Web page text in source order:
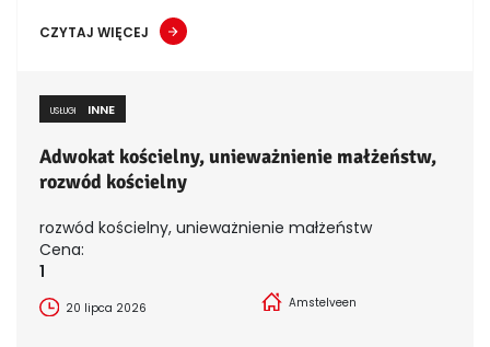
CZYTAJ WIĘCEJ
USŁUGI INNE
Adwokat kościelny, unieważnienie małżeństw,
rozwód kościelny
rozwód kościelny, unieważnienie małżeństw
Cena:
1
20 lipca 2026 Amstelveen